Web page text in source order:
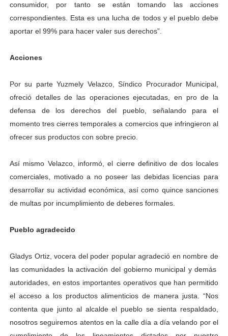
consumidor, por tanto se están tomando las acciones
correspondientes. Esta es una lucha de todos y el pueblo debe
aportar el 99% para hacer valer sus derechos”.
Acciones
Por su parte Yuzmely Velazco, Síndico Procurador Municipal,
ofreció detalles de las operaciones ejecutadas, en pro de la
defensa de los derechos del pueblo, señalando para el
momento tres cierres temporales a comercios que infringieron al
ofrecer sus productos con sobre precio.
Así mismo Velazco, informó, el cierre definitivo de dos locales
comerciales, motivado a no poseer las debidas licencias para
desarrollar su actividad económica, así como quince sanciones
de multas por incumplimiento de deberes formales.
Pueblo agradecido
Gladys Ortiz, vocera del poder popular agradeció en nombre de
las comunidades la activación del gobierno municipal y demás
autoridades, en estos importantes operativos que han permitido
el acceso a los productos alimenticios de manera justa. “Nos
contenta que junto al alcalde el pueblo se sienta respaldado,
nosotros seguiremos atentos en la calle día a día velando por el